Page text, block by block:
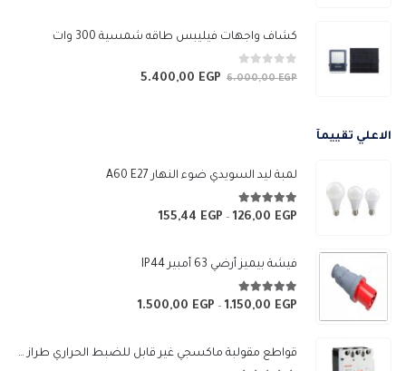
هو:
هو:
كشاف واجهات فيليبس طاقه شمسية 300 وات
0 من 56.000,00EGP
السعر5.400,00 EGP
السعر
الاعلي تقييمآ
لمبة ليد السويدي ضوء النهار A60 E27
5.00 من 5
126,00 EGP
–
155,44 EGP
نطاق
من
خلال
فيشة بيميز أرضي 63 أمبير IP44
5.00 من 5
1.150,00 EGP
–
1.500,00 EGP
نطاق
من
قواطع مقولبة ماكسجي غير قابل للضبط الحراري طراز (SGM3-250L)